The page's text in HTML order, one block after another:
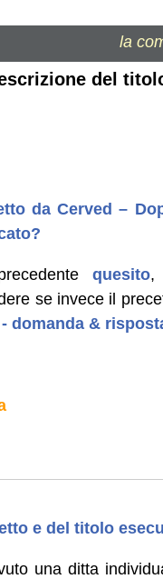
la
del
da Cerved –
quesito,
se invece il
domanda &
e del titolo
una ditta